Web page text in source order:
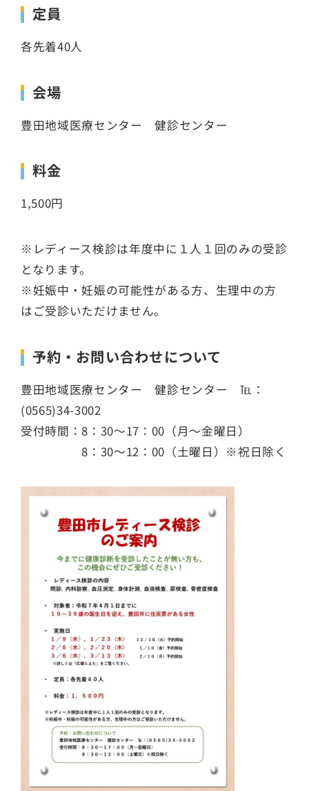
定員
各先着40人
会場
豊田地域医療センター 健診センター
料金
1,500円
※レディース検診は年度中に１人１回のみの受診
となります。
※妊娠中・妊娠の可能性がある方、生理中の方
はご受診いただけません。
予約・お問い合わせについて
豊田地域医療センター 健診センター ℡：
(0565)34-3002
受付時間：8：30～17：00（月～金曜日）
8：30～12：00（土曜日）※祝日除く